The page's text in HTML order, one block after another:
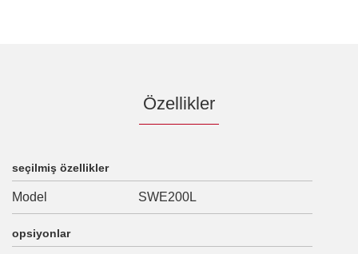
Özellikler
seçilmiş özellikler
Model SWE200L
opsiyonlar